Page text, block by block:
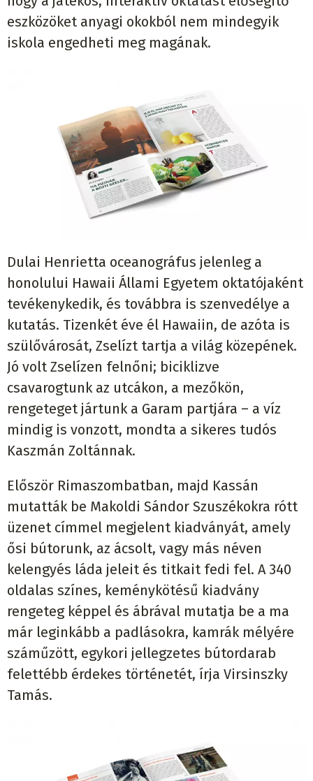
eszközöket anyagi okokból nem mindegyik
iskola engedheti meg magának.
Dulai Henrietta oceanográfus jelenleg a
honolului Hawaii Állami Egyetem oktatójaként
tevékenykedik, és továbbra is szenvedélye a
kutatás. Tizenkét éve él Hawaiin, de azóta is
szülővárosát, Zselízt tartja a világ közepének.
Jó volt Zselízen felnőni; biciklizve
csavarogtunk az utcákon, a mezőkön,
rengeteget jártunk a Garam partjára – a víz
mindig is vonzott, mondta a sikeres tudós
Kaszmán Zoltánnak.
Először Rimaszombatban, majd Kassán
mutatták be Makoldi Sándor Szuszékokra rótt
üzenet címmel megjelent kiadványát, amely
ősi bútorunk, az ácsolt, vagy más néven
kelengyés láda jeleit és titkait fedi fel. A 340
oldalas színes, keménykötésű kiadvány
rengeteg képpel és ábrával mutatja be a ma
már leginkább a padlásokra, kamrák mélyére
száműzött, egykori jellegzetes bútordarab
felettébb érdekes történetét, írja Virsinszky
Tamás.